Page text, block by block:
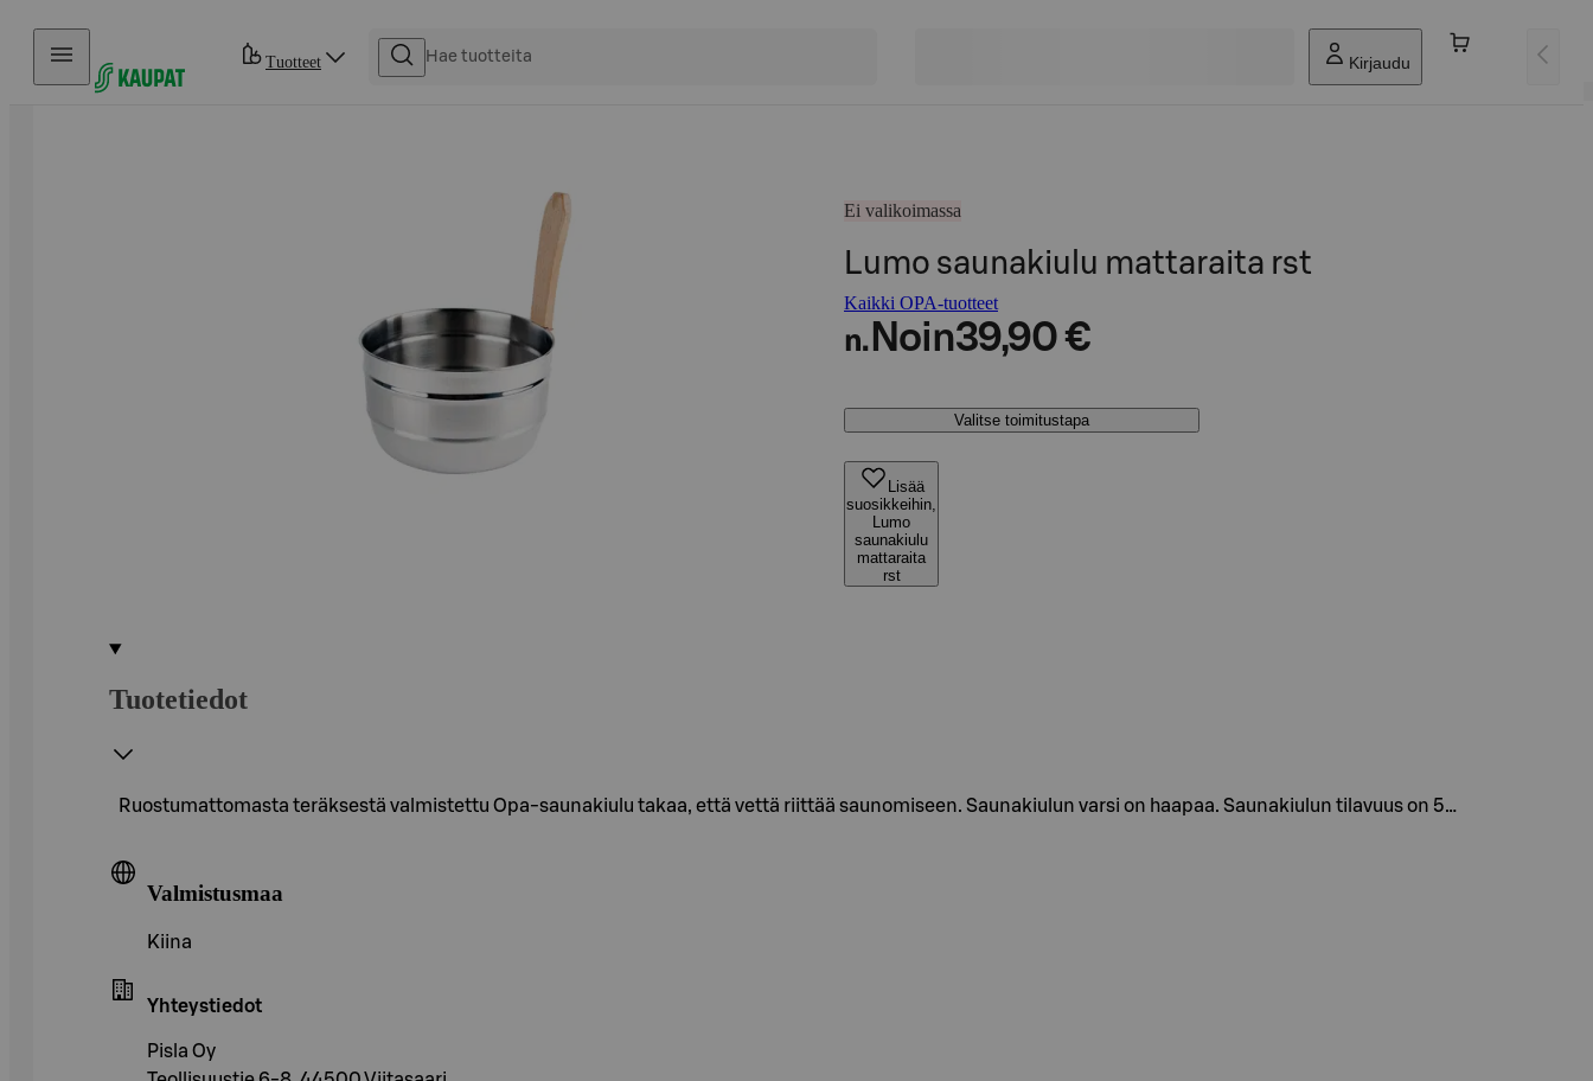
Hyppää sisältöön
Tuotteet Kirjaudu
Ei valikoimassa
Lumo saunakiulu mattaraita rst
Kaikki OPA-tuotteet
n. Noin39,90 €
Valitse toimitustapa
Lisää
suosikkeihin,
Lumo
saunakiulu
mattaraita
rst
Tuotetiedot
Ruostumattomasta teräksestä valmistettu Opa-saunakiulu takaa, että vettä riittää saunomiseen. Saunakiulun varsi on haapaa. Saunakiulun tilavuus on 5…
Valmistusmaa
Kiina
Yhteystiedot
Pisla Oy